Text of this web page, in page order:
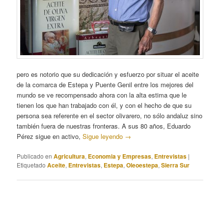
pero es notorio que su dedicación y esfuerzo por situar el aceite
de la comarca de Estepa y Puente Genil entre los mejores del
mundo se ve recompensado ahora con la alta estima que le
tienen los que han trabajado con él, y con el hecho de que su
persona sea referente en el sector olivarero, no sólo andaluz sino
también fuera de nuestras fronteras. A sus 80 años, Eduardo
Pérez sigue en activo,Sigue leyendo →
Publicado en Agricultura, Economia y Empresas, Entrevistas |
Etiquetado Aceite, Entrevistas, Estepa,Oleoestepa,Sierra Sur